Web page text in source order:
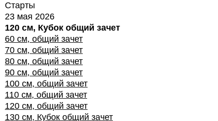
Старты
23 мая 2026
120 см, Кубок общий зачет
60 см, общий зачет
70 см, общий зачет
80 см, общий зачет
90 см, общий зачет
100 см, общий зачет
110 см, общий зачет
120 см, общий зачет
130 см, Кубок общий зачет